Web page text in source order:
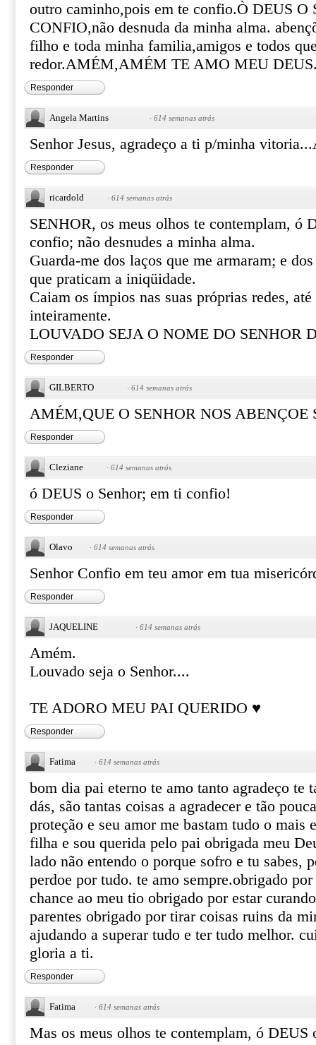
outro caminho,pois em te confio.Ò DEUS
CONFIO,não desnuda da minha alma.
filho e toda minha familia,amigos e todos
redor.AMÉM,AMÉM TE AMO MEU
Responder
Angela Martins · 614 semanas atrás
Senhor Jesus, agradeço a ti p/minha
Responder
ricardold · 614 semanas atrás
SENHOR, os meus olhos te contemplam, ó
confio; não desnudes a minha alma.
Guarda-me dos laços que me armaram; e
que praticam a iniqüidade.
Caiam os ímpios nas suas próprias redes,
inteiramente.
LOUVADO SEJA O NOME DO SENHOR
Responder
GILBERTO · 614 semanas atrás
AMÉM,QUE O SENHOR NOS ABENÇOE
Responder
Cleziane · 614 semanas atrás
ó DEUS o Senhor; em ti confio!
Responder
Olavo · 614 semanas atrás
Senhor Confio em teu amor em tua
Responder
JAQUELINE · 614 semanas atrás
Amém.
Louvado seja o Senhor....
TE ADORO MEU PAI QUERIDO ♥
Responder
Fatima · 614 semanas atrás
bom dia pai eterno te amo tanto agradeço te
dás, são tantas coisas a agradecer e tão
proteção e seu amor me bastam tudo o mais
filha e sou querida pelo pai obrigada meu
lado não entendo o porque sofro e tu sabes,
perdoe por tudo. te amo sempre.obrigado
chance ao meu tio obrigado por estar
parentes obrigado por tirar coisas ruins da
ajudando a superar tudo e ter tudo melhor.
gloria a ti.
Responder
Fatima · 614 semanas atrás
Mas os meus olhos te contemplam, ó DEUS